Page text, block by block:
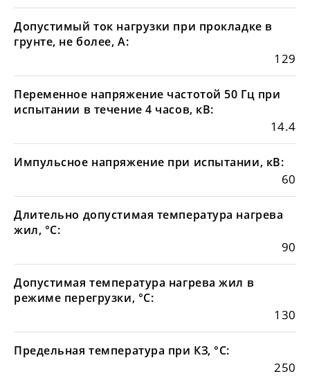
Допустимый ток нагрузки при прокладке в
грунте, не более, А:
129
Переменное напряжение частотой 50 Гц при
испытании в течение 4 часов, кВ:
14.4
Импульсное напряжение при испытании, кВ:
60
Длительно допустимая температура нагрева
жил, °С:
90
Допустимая температура нагрева жил в
режиме перегрузки, °С:
130
Предельная температура при КЗ, °С:
250